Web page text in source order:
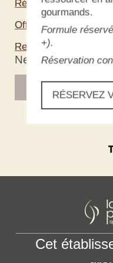
Réserver un séjour
Offrir un coffret cadeau
Recrutement
Newsletter
Cet
gourmands.
Formule
+).
Réservation
RÉSERVEZ